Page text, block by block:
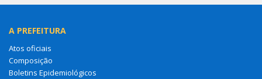
A PREFEITURA
Atos oficiais
Composição
Boletins Epidemiológicos